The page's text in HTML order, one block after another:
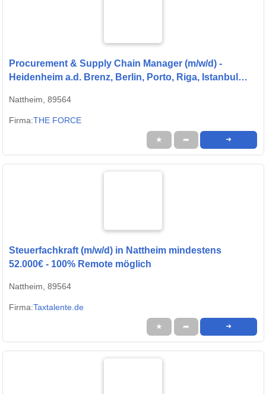
Procurement & Supply Chain Manager (m/w/d) -
Heidenheim a.d. Brenz, Berlin, Porto, Riga, Istanbul
Nattheim, 89564
Firma:THE FORCE
★ ➦ ➜
Steuerfachkraft (m/w/d) in Nattheim mindestens
52.000€ - 100% Remote möglich
Nattheim, 89564
Firma:Taxtalente.de
★ ➦ ➜